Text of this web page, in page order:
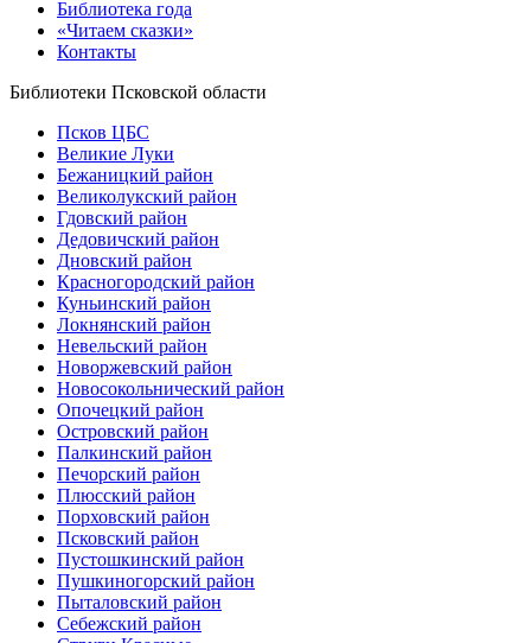
Библиотека года
«Читаем сказки»
Контакты
Библиотеки Псковской области
Псков ЦБС
Великие Луки
Бежаницкий район
Великолукский район
Гдовский район
Дедовичский район
Дновский район
Красногородский район
Куньинский район
Локнянский район
Невельский район
Новоржевский район
Новосокольнический район
Опочецкий район
Островский район
Палкинский район
Печорский район
Плюсский район
Порховский район
Псковский район
Пустошкинский район
Пушкиногорский район
Пыталовский район
Себежский район